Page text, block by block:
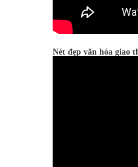
Nét đẹp văn hóa giao